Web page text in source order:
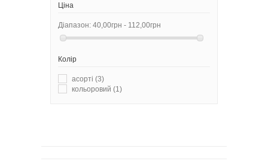
Ціна
Діапазон: 40,00грн - 112,00грн
Колір
асорті (3)
кольоровий (1)